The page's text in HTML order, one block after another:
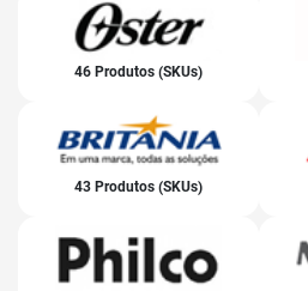
46 Produtos (SKUs)
43 Produtos (SKUs)